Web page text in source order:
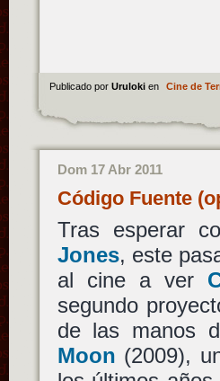
Publicado por Uruloki en Cine de
Dom 17 Abr 2011
Código Fuente
Tras esperar
Jones, este
al cine a ver
segundo
de las manos
Moon (2009),